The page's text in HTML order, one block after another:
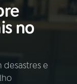
no
e